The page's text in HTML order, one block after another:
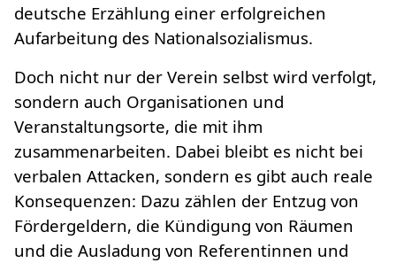
deutsche Erzählung einer erfolgreichen
Aufarbeitung des Nationalsozialismus.
Doch nicht nur der Verein selbst wird verfolgt,
sondern auch Organisationen und
Veranstaltungsorte, die mit ihm
zusammenarbeiten. Dabei bleibt es nicht bei
verbalen Attacken, sondern es gibt auch reale
Konsequenzen: Dazu zählen der Entzug von
Fördergeldern, die Kündigung von Räumen
und die Ausladung von Referentinnen und